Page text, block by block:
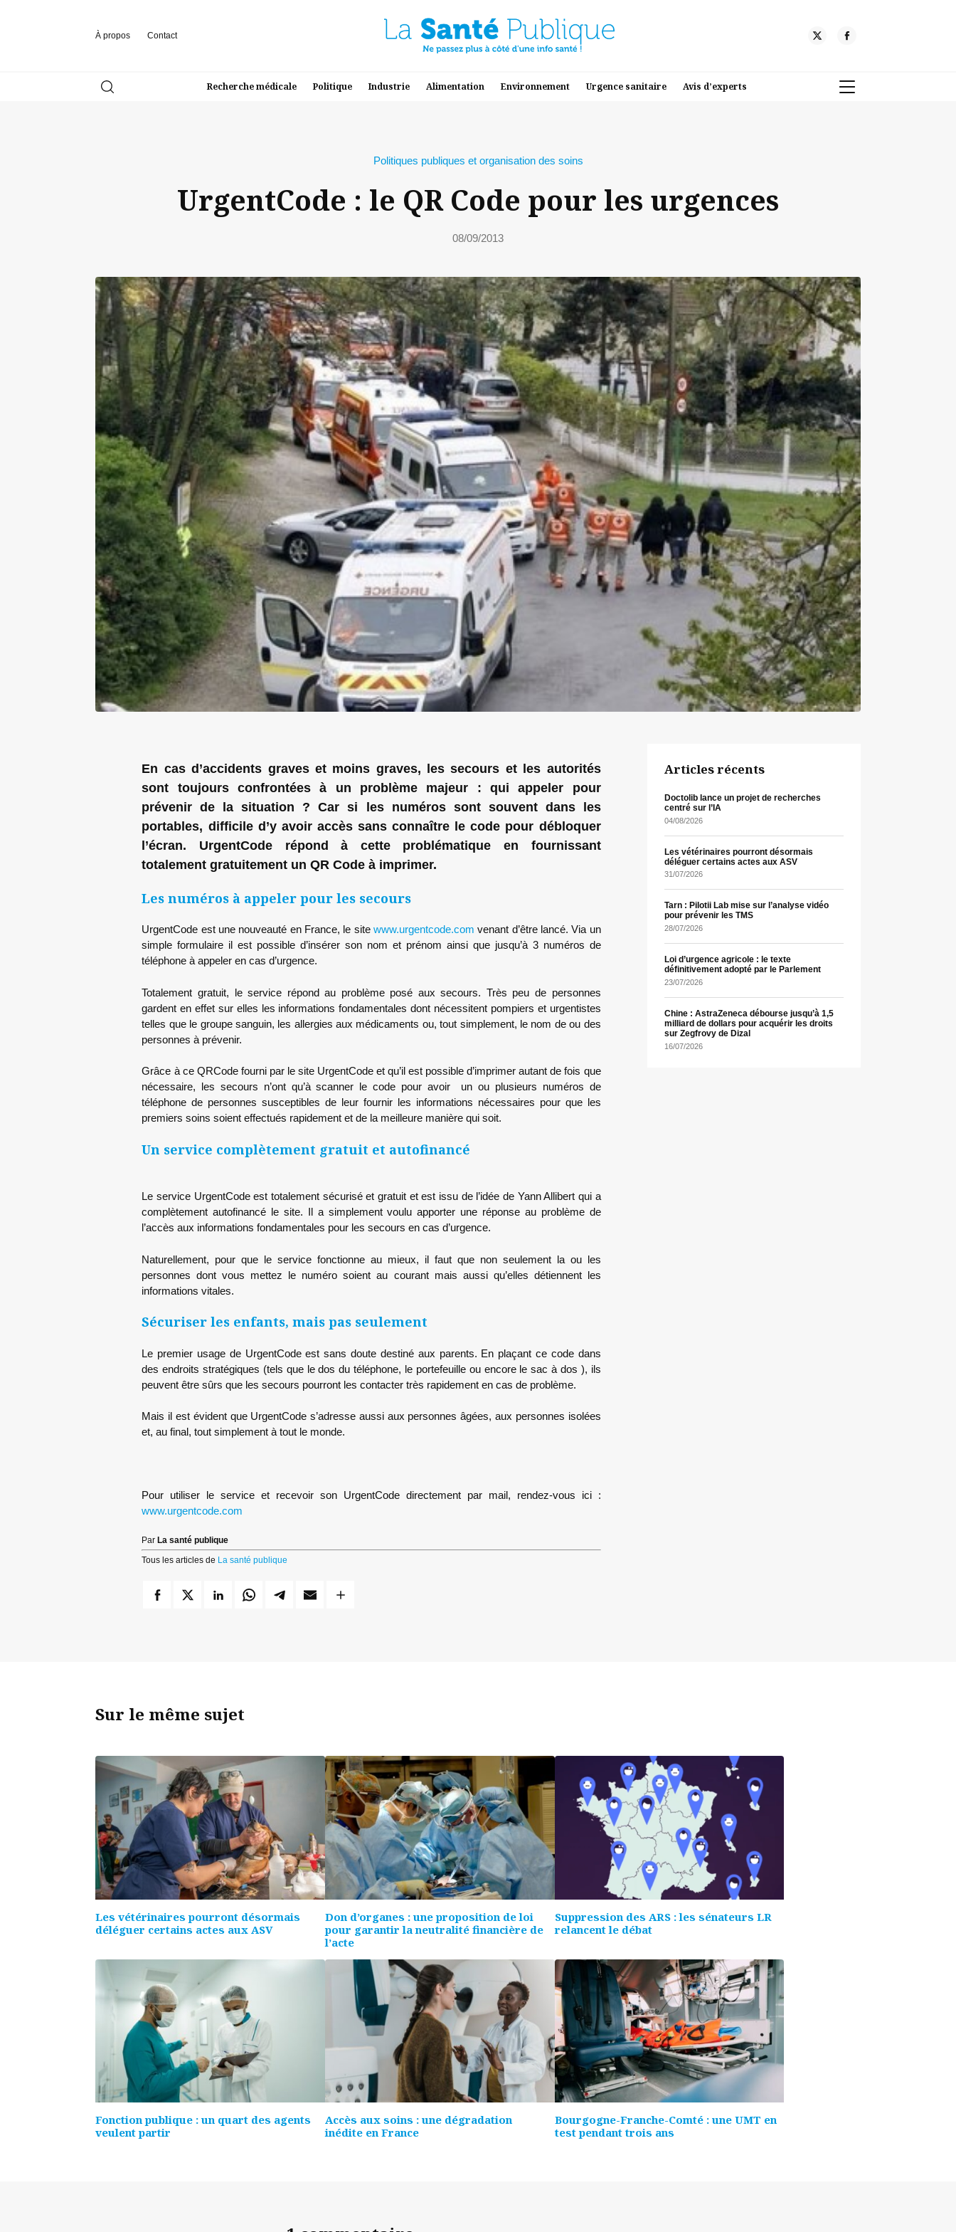
À propos Contact
Recherche médicale Politique Industrie Alimentation Environnement Urgence sanitaire Avis d’experts
Politiques publiques et organisation des soins
UrgentCode : le QR Code pour les urgences
08/09/2013
En cas d’accidents graves et moins graves, les secours et les autorités
sont toujours confrontées à un problème majeur : qui appeler pour
prévenir de la situation ? Car si les numéros sont souvent dans les
portables, difficile d’y avoir accès sans connaître le code pour débloquer
l’écran. UrgentCode répond à cette problématique en fournissant
totalement gratuitement un QR Code à imprimer.
Les numéros à appeler pour les secours
UrgentCode est une nouveauté en France, le site www.urgentcode.com venant d’être lancé. Via un
simple formulaire il est possible d’insérer son nom et prénom ainsi que jusqu’à 3 numéros de
téléphone à appeler en cas d’urgence.
Totalement gratuit, le service répond au problème posé aux secours. Très peu de personnes
gardent en effet sur elles les informations fondamentales dont nécessitent pompiers et urgentistes
telles que le groupe sanguin, les allergies aux médicaments ou, tout simplement, le nom de ou des
personnes à prévenir.
Grâce à ce QRCode fourni par le site UrgentCode et qu’il est possible d’imprimer autant de fois que
nécessaire, les secours n’ont qu’à scanner le code pour avoir un ou plusieurs numéros de
téléphone de personnes susceptibles de leur fournir les informations nécessaires pour que les
premiers soins soient effectués rapidement et de la meilleure manière qui soit.
Un service complètement gratuit et autofinancé
Le service UrgentCode est totalement sécurisé et gratuit et est issu de l’idée de Yann Allibert qui a
complètement autofinancé le site. Il a simplement voulu apporter une réponse au problème de
l’accès aux informations fondamentales pour les secours en cas d’urgence.
Naturellement, pour que le service fonctionne au mieux, il faut que non seulement la ou les
personnes dont vous mettez le numéro soient au courant mais aussi qu’elles détiennent les
informations vitales.
Sécuriser les enfants, mais pas seulement
Le premier usage de UrgentCode est sans doute destiné aux parents. En plaçant ce code dans
des endroits stratégiques (tels que le dos du téléphone, le portefeuille ou encore le sac à dos ), ils
peuvent être sûrs que les secours pourront les contacter très rapidement en cas de problème.
Mais il est évident que UrgentCode s’adresse aussi aux personnes âgées, aux personnes isolées
et, au final, tout simplement à tout le monde.
Pour utiliser le service et recevoir son UrgentCode directement par mail, rendez-vous ici :
www.urgentcode.com
Par La santé publique
Tous les articles de La santé publique
Articles récents
Doctolib lance un projet de recherches
centré sur l’IA
04/08/2026
Les vétérinaires pourront désormais
déléguer certains actes aux ASV
31/07/2026
Tarn : Pilotii Lab mise sur l’analyse vidéo
pour prévenir les TMS
28/07/2026
Loi d’urgence agricole : le texte
définitivement adopté par le Parlement
23/07/2026
Chine : AstraZeneca débourse jusqu’à 1,5
milliard de dollars pour acquérir les droits
sur Zegfrovy de Dizal
16/07/2026
Sur le même sujet
Les vétérinaires pourront désormais
déléguer certains actes aux ASV
Don d’organes : une proposition de loi
pour garantir la neutralité financière de
l’acte
Suppression des ARS : les sénateurs LR
relancent le débat
Fonction publique : un quart des agents
veulent partir
Accès aux soins : une dégradation
inédite en France
Bourgogne-Franche-Comté : une UMT en
test pendant trois ans